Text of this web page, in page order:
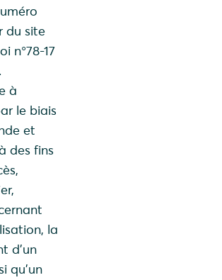
du site
n°78-17
à
le biais
et
des fins
la
d’un
qu’un